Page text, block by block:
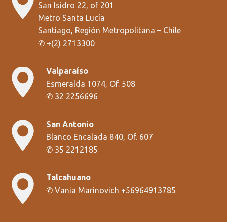
San Isidro 22, of 201
Metro Santa Lucía
Santiago, Región Metropolitana – Chile
✆ +(2) 2713300
Valparaíso
Esmeralda 1074, Of. 508
✆ 32 2256696
San Antonio
Blanco Encalada 840, Of. 607
✆ 35 2212185
Talcahuano
✆ Vania Marinovich +56964913785